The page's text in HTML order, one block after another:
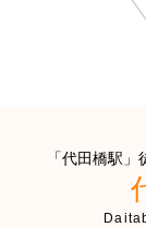
「代田橋駅